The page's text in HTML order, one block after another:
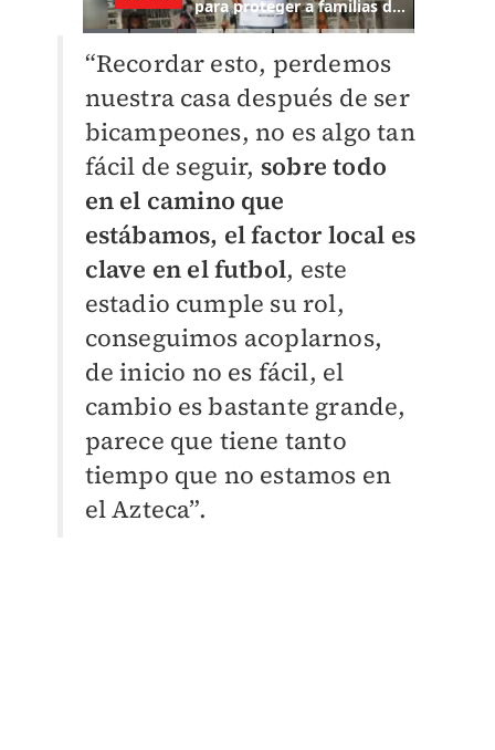
“Recordar esto, perdemos
nuestra casa después de ser
bicampeones, no es algo tan
fácil de seguir, sobre todo
en el camino que
estábamos, el factor local es
clave en el futbol, este
estadio cumple su rol,
conseguimos acoplarnos,
de inicio no es fácil, el
cambio es bastante grande,
parece que tiene tanto
tiempo que no estamos en
el Azteca”.